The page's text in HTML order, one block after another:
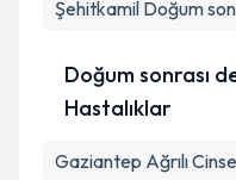
Şehitkamil Doğum
Doğum sonrası
Hastalıklar
Gaziantep Ağrılı